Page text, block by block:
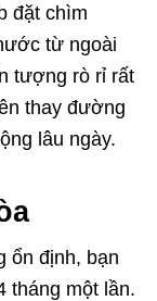
đặt chìm
từ ngoài
tượng rò rỉ rất
thay đường
lâu ngày.
ổn định, bạn
tháng một lần.